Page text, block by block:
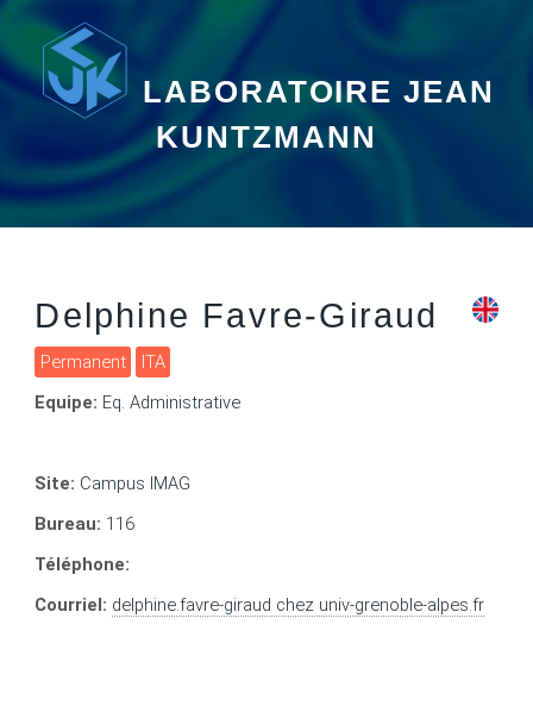
LABORATOIRE JEAN
KUNTZMANN
Delphine Favre-Giraud
Permanent
ITA
Equipe: Eq. Administrative
Site: Campus IMAG
Bureau: 116
Téléphone:
Courriel: delphine.favre-giraud chez univ-grenoble-alpes.fr